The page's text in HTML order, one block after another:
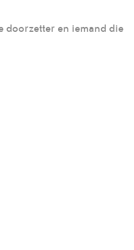
doorzetter en iemand die